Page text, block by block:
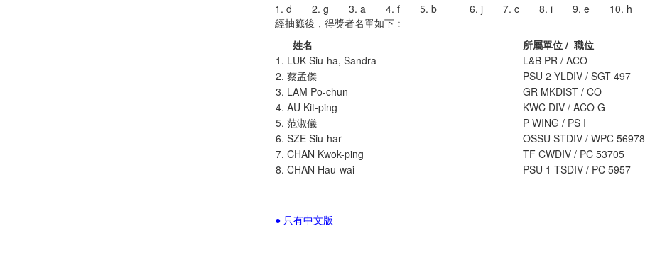
1. d 2. g 3. a 4. f 5. b 6. j 7. c 8. i 9. e 10. h
經抽籤後，得獎者名單如下︰
姓名
所屬單位 / 職位
1. LUK Siu-ha, Sandra
L&B PR / ACO
2. 蔡孟傑
PSU 2 YLDIV / SGT 497
3. LAM Po-chun
GR MKDIST / CO
4. AU Kit-ping
KWC DIV / ACO G
5. 范淑儀
P WING / PS I
6. SZE Siu-har
OSSU STDIV / WPC 56978
7. CHAN Kwok-ping
TF CWDIV / PC 53705
8. CHAN Hau-wai
PSU 1 TSDIV / PC 5957
● 只有中文版